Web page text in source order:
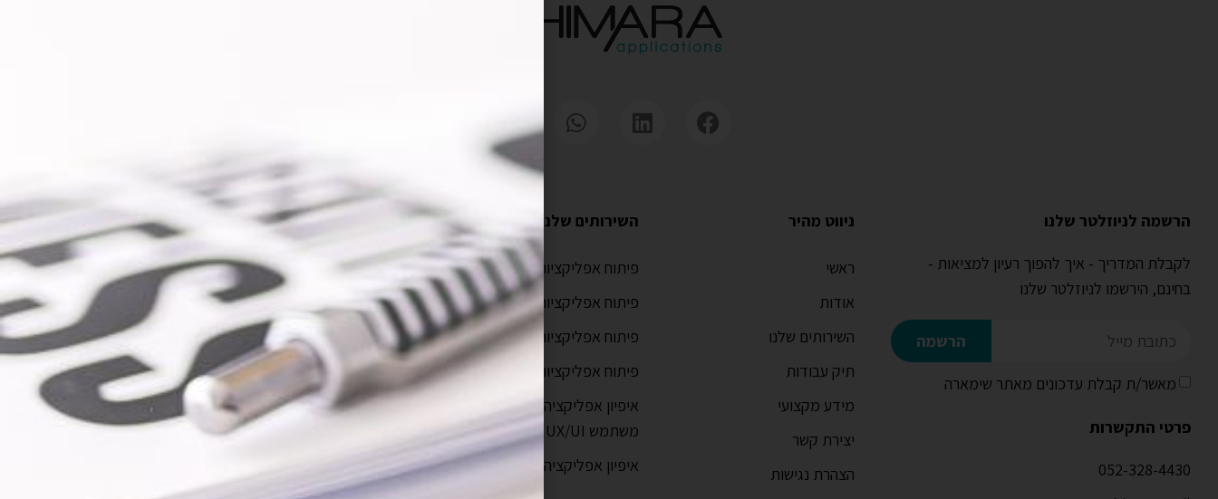
הרשמה לניוזלטר שלנו
לקבלת המדריך - איך להפוך רעיון למציאות -
בחינם, הירשמו לניוזלטר שלנו
מאשר/ת קבלת עדכונים מאתר שימארה
הרשמה
פרטי התקשרות
052-328-4430
ניווט מהיר
ראשי
אודות
השירותים שלנו
תיק עבודות
מידע מקצועי
יצירת קשר
הצהרת נגישות
השירותים שלנו
פיתוח אפליקציות לאייפון
פיתוח אפליקציות לאנדרואיד
פיתוח אפליקציות מובייל
פיתוח אפליקציות ווב
איפיון אפליקציה וחוויית
משתמש UX/UI
איפיון אפליקציה
מידע מקצועי
סוגי ועלויות בניית אפליקציות
פיתוח אפליקציות לאייפון
למתחילים
מדריך פיתוח אפליקציות
לאייפון
פיתוח אפליקציות לעסקים
מדריך פיתוח אפליקציות
מהם השלבים בבניית
מידע נוסף
מהם טווחי המחיר של פיתוח
אפליקציה?
כמה זמן לוקח לבנות
אפליקציה?
שלבים בפיתוח אפליקציה
פיתוח מובייל
ניהול פרויקטים תוכנה